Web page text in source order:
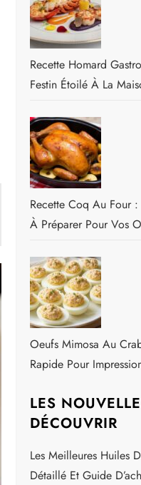
Recette Homard
Festin Étoilé À La
Recette Coq Au Four
À Préparer Pour Vos
Oeufs Mimosa Au
Rapide Pour
LES
DÉCOUVRIR
Les Meilleures Huiles
Détaillé Et Guide